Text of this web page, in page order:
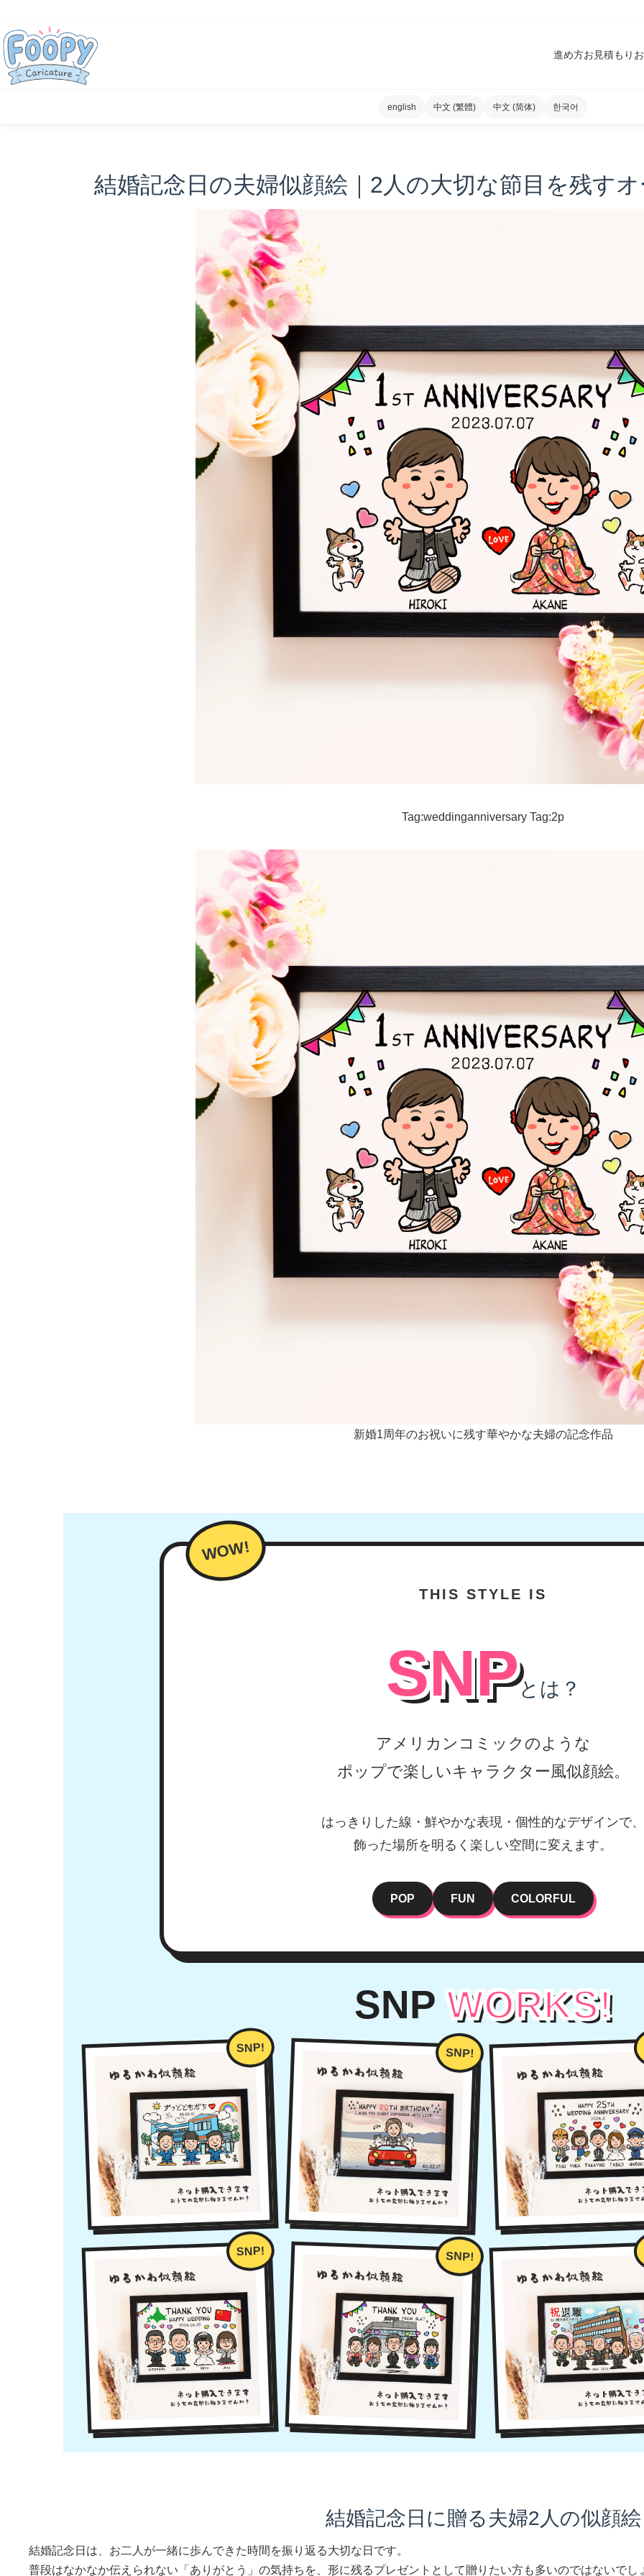
進め方お見積もり
english 中文 (繁體) 中文 (简体) 한국어
結婚記念日の夫婦似顔絵｜2人の大切な節目を残す
Tag:weddinganniversary Tag:2p
新婚1周年のお祝いに残す華やかな夫婦の記念作品
THIS STYLE IS
SNPとは？
アメリカンコミックのような
ポップで楽しいキャラクター風似顔絵。
はっきりした線・鮮やかな表現・個性的なデザインで、
飾った場所を明るく楽しい空間に変えます。
POP FUN COLORFUL
SNPWORKS!
結婚記念日に贈る夫婦2人の似顔絵
結婚記念日は、お二人が一緒に歩んできた時間を振り返る大切な日です。
普段はなかなか伝えられない「ありがとう」の気持ちを、形に残るプレゼントとして贈りたい方も多いのではないでし